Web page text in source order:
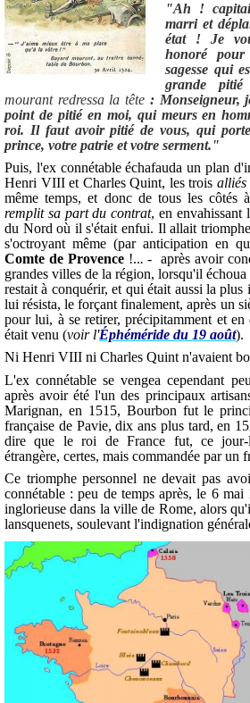
"Ah !
marri et
état ! Je
honoré
sagesse qui
grande
mourant redressa la tête : Monseigneur,
point de pitié en moi, qui meurs en
roi. Il faut avoir pitié de vous, qui
prince, votre patrie et votre serment."
Puis, l'ex connétable échafauda un plan
Henri VIII et Charles Quint, les troisalliés
même temps, et donc de tous les côtés
remplit sa part du contrat, en envahissant
du Nord où il s'était enfui. Il allait
s'octroyant même (par anticipation en
Comte de Provence!... - après avoir
grandes villes de la région, lorsqu'il
restait à conquérir, et qui était aussi la
lui résista, le forçant finalement, après un
pour lui, à se retirer, précipitamment et
était venu (voir l'Éphéméride du 19 août).
Ni Henri VIII ni Charles Quint n'avaient
L'ex connétable se vengea cependant
après avoir été l'un des principaux
Marignan, en 1515, Bourbon fut le
française de Pavie, dix ans plus tard, en
dire que le roi de France fut, ce jour-
étrangère, certes, mais commandée par un
Ce triomphe personnel ne devait pas
connétable : peu de temps après, le 6
inglorieuse dans la ville de Rome, alors
lansquenets, soulevant l'indignation